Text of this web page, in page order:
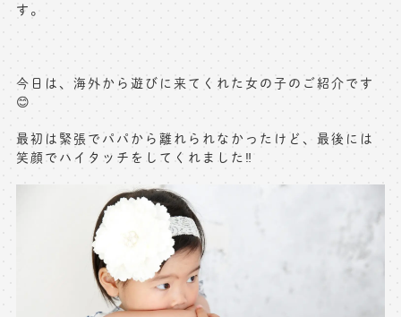
フォトウェディング
料金シミュレーション
お問い合わせ窓口
店舗情報についてはお手数ですが
各店舗までお問い合わせください
toiawase@precieux-studio.com
す。
今日は、海外から遊びに来てくれた女の子のご紹介です
😊
最初は緊張でパパから離れられなかったけど、最後には
笑顔でハイタッチをしてくれました‼️